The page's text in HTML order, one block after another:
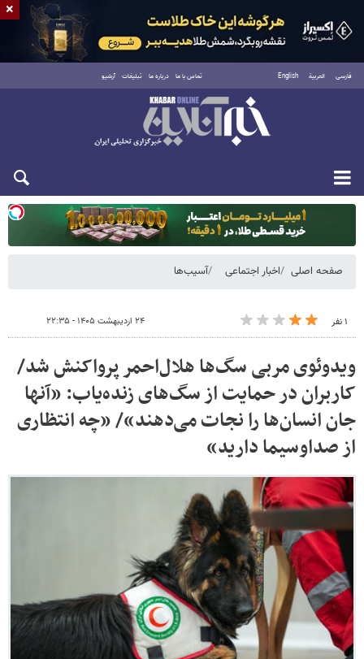
فارسی العربية English تماس با ما درباره ما تبلیغات آرشیو
یکشنبه ۱۸ مرداد ۱۴۰۵
صفحه اصلی اخبار اجتماعی آسیب‌ها
۱ نفر ۲۴ اردیبهشت ۱۴۰۵ - ۲۲:۳۵
ویدوئوی مربی سگ‌ها هلال‌احمر پرواکنش شد/
کاربران در حمایت از سگ‌های زنده‌یاب: «آنها
جان انسان‌ها را نجات می‌دهند»/ «چه انتظاری
از صداوسیما دارید»
×